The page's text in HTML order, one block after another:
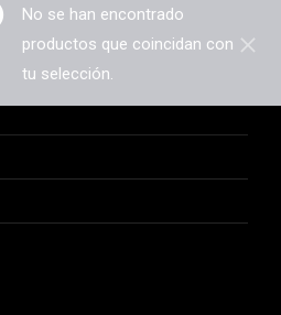
No se han encontrado
productos que coincidan con
tu selección.